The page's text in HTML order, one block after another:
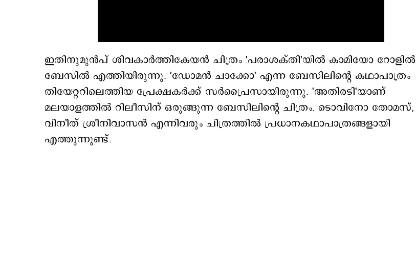
ഇതിനുമുന്‍പ് ശിവകാര്‍ത്തികേയന്‍ ചിത്രം 'പരാശക്തി'യില്‍ കാമിയോ റോളില്‍
ബേസില്‍ എത്തിയിരുന്നു. 'ഡോമന്‍ ചാക്കോ' എന്ന ബേസിലിന്‍റെ കഥാപാത്രം
തിയേറ്ററിലെത്തിയ പ്രേക്ഷകര്‍ക്ക് സര്‍പ്രൈസായിരുന്നു. 'അതിരടി'യാണ്
മലയാളത്തില്‍ റിലീസിന് ഒരുങ്ങുന്ന ബേസിലിന്‍റെ ചിത്രം. ടൊവിനോ തോമസ്,
വിനീത് ശ്രീനിവാസന്‍ എന്നിവരും ചിത്രത്തില്‍ പ്രധാനകഥാപാത്രങ്ങളായി
എത്തുന്നുണ്ട്.